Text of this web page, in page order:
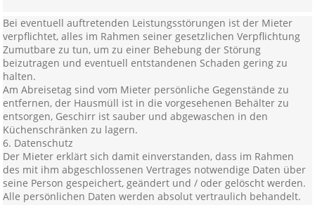
Bei eventuell auftretenden Leistungsstörungen ist der Mieter
verpflichtet, alles im Rahmen seiner gesetzlichen Verpflichtung
Zumutbare zu tun, um zu einer Behebung der Störung
beizutragen und eventuell entstandenen Schaden gering zu
halten.
Am Abreisetag sind vom Mieter persönliche Gegenstände zu
entfernen, der Hausmüll ist in die vorgesehenen Behälter zu
entsorgen, Geschirr ist sauber und abgewaschen in den
Küchenschränken zu lagern.
6. Datenschutz
Der Mieter erklärt sich damit einverstanden, dass im Rahmen
des mit ihm abgeschlossenen Vertrages notwendige Daten über
seine Person gespeichert, geändert und / oder gelöscht werden.
Alle persönlichen Daten werden absolut vertraulich behandelt.